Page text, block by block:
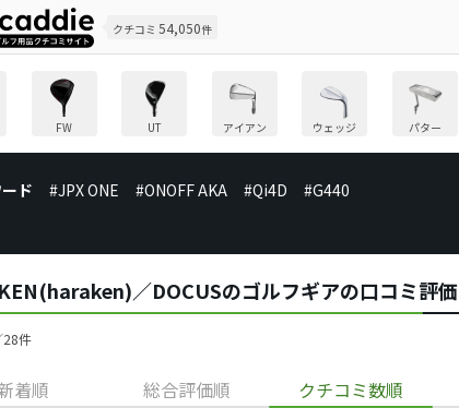
クチコミ 54,050件
FW UT アイアン ウェッジ パター
ド #JPX ONE #ONOFF AKA #Qi4D #G440
／DOCUSのゴルフギアの口コミ評価
28件
着順 総合評価順 クチコミ数順